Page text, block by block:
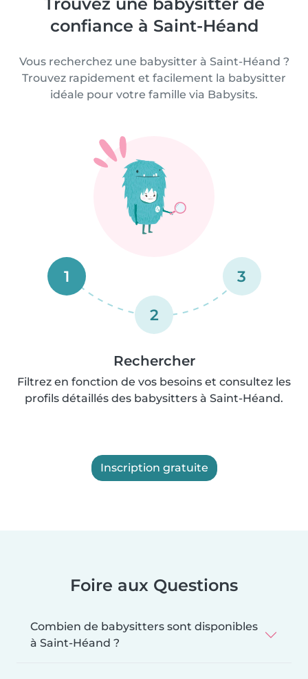
confiance à Saint-Héand
Vous recherchez une babysitter à Saint-Héand ?
Trouvez rapidement et facilement la babysitter
idéale pour votre famille via Babysits.
1
2
3
Rechercher
Filtrez en fonction de vos besoins et consultez les
profils détaillés des babysitters à Saint-Héand.
Inscription gratuite
Foire aux Questions
Combien de babysitters sont disponibles
à Saint-Héand ?